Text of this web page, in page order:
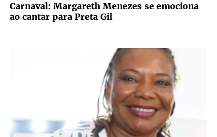
Carnaval: Margareth Menezes se emociona
ao cantar para Preta Gil